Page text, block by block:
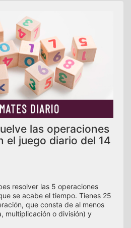
las operaciones
el juego diario del 14
resolver las 5 operaciones
se acabe el tiempo. Tienes 25
que consta de al menos
multiplicación o división) y